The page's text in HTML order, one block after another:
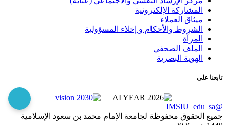
المشاركة الإلكترونية
ميثاق العملاء
الشروط والأحكام و إخلاء المسؤولية
المرآة
الملف الصحفي
الهوية البصرية
تابعنا على
@IMSIU_edu_sa
جميع الحقوق محفوظة لجامعة الإمام محمد بن سعود الإسلامية